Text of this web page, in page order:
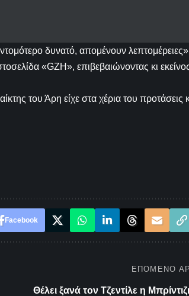
δυνατό, απομένουν
«GZH», επιβεβαιώνοντας κι
του Άρη είχε στα χέρια του προτάσεις
Facebook
ΕΠΌΜΕΝΟ
Θέλει ξανά τον Τζεντίλε η Μπρίντιζι